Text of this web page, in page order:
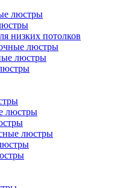
люстры
низких потолков
люстры
люстры
люстры
люстры